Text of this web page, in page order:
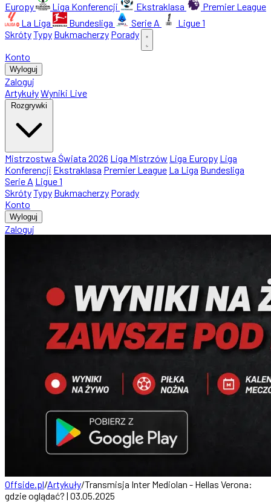
Europy
Liga Konferencji Ekstraklasa
Premier League
La Liga
Bundesliga Serie A
Ligue 1
SkrótyTypy Bukmacherzy Porady
Konto
Wyloguj
Zaloguj
ArtykułyWyniki Live
Rozgrywki
Mistrzostwa Świata 2026 Liga Mistrzów Liga Europy Liga
Konferencji Ekstraklasa Premier League La Liga Bundesliga
Serie A Ligue 1
SkrótyTypy Bukmacherzy Porady
Konto
Wyloguj
Zaloguj
Offside.pl/Artykuły/Transmisja Inter Mediolan - Hellas Verona:
gdzie oglądać? | 03.05.2025